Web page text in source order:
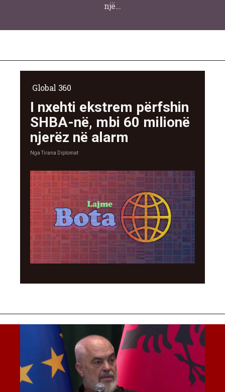
një…
Global 360
I nxehti ekstrem përfshin
SHBA-në, mbi 60 milionë
njerëz në alarm
Nga Tirana Diplomat